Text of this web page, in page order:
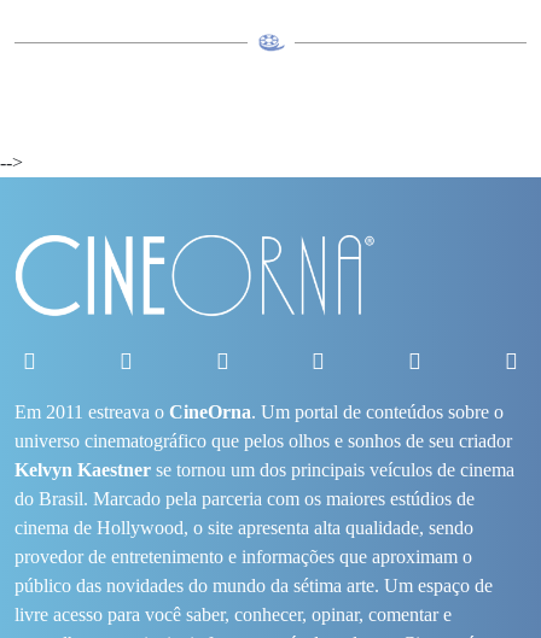
-->
Em 2011 estreava o CineOrna. Um portal de conteúdos sobre o
universo cinematográfico que pelos olhos e sonhos de seu criador
Kelvyn Kaestner se tornou um dos principais veículos de cinema
do Brasil. Marcado pela parceria com os maiores estúdios de
cinema de Hollywood, o site apresenta alta qualidade, sendo
provedor de entretenimento e informações que aproximam o
público das novidades do mundo da sétima arte. Um espaço de
livre acesso para você saber, conhecer, opinar, comentar e